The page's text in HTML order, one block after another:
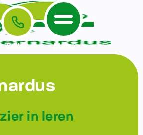
Opvang (TSO)
Bellen Menu
in leren